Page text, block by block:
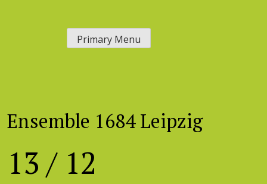
Primary Menu
Ensemble 1684 Leipzig
13 / 12